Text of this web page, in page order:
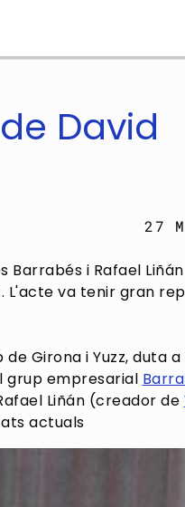
David
27
i Rafael
L'acte va tenir gran
Girona i Yuzz, duta
grup empresarial
Liñán (creador de
actuals